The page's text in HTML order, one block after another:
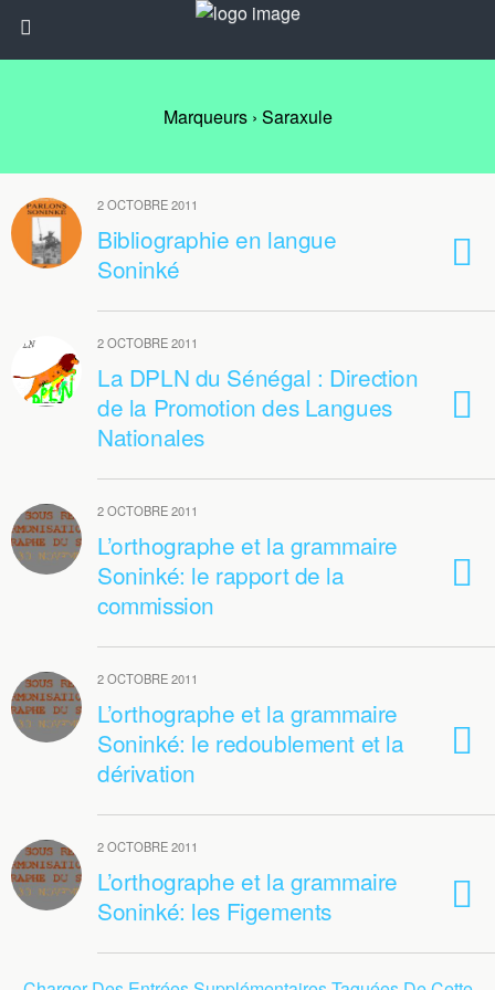
Marqueurs › Saraxule
2 OCTOBRE 2011
Bibliographie en langue
Soninké
2 OCTOBRE 2011
La DPLN du Sénégal : Direction
de la Promotion des Langues
Nationales
2 OCTOBRE 2011
L’orthographe et la grammaire
Soninké: le rapport de la
commission
2 OCTOBRE 2011
L’orthographe et la grammaire
Soninké: le redoublement et la
dérivation
2 OCTOBRE 2011
L’orthographe et la grammaire
Soninké: les Figements